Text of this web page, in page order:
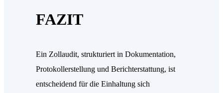
FAZIT
Ein Zollaudit, strukturiert in Dokumentation,
Protokollerstellung und Berichterstattung, ist
entscheidend für die Einhaltung sich